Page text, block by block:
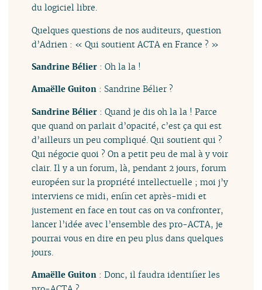
du logiciel libre.
Quelques questions de nos auditeurs, question
d’Adrien : « Qui soutient ACTA en France ? »
Sandrine Bélier : Oh la la !
Amaëlle Guiton : Sandrine Bélier ?
Sandrine Bélier : Quand je dis oh la la ! Parce
que quand on parlait d’opacité, c’est ça qui est
d’ailleurs un peu compliqué. Qui soutient qui ?
Qui négocie quoi ? On a petit peu de mal à y voir
clair. Il y a un forum, là, pendant 2 jours, forum
européen sur la propriété intellectuelle ; moi j’y
interviens ce midi, enfin cet après-midi et
justement en face en tout cas on va confronter,
lancer l’idée avec l’ensemble des pro-ACTA, je
pourrai vous en dire en peu plus dans quelques
jours.
Amaëlle Guiton : Donc, il faudra identifier les